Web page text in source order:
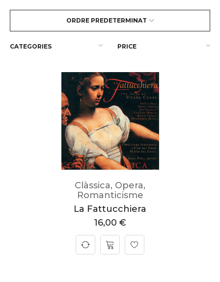
ORDRE PREDETERMINAT
CATEGORIES PRICE
Clàssica, Opera,
Romanticisme
La Fattucchiera
16,00 €